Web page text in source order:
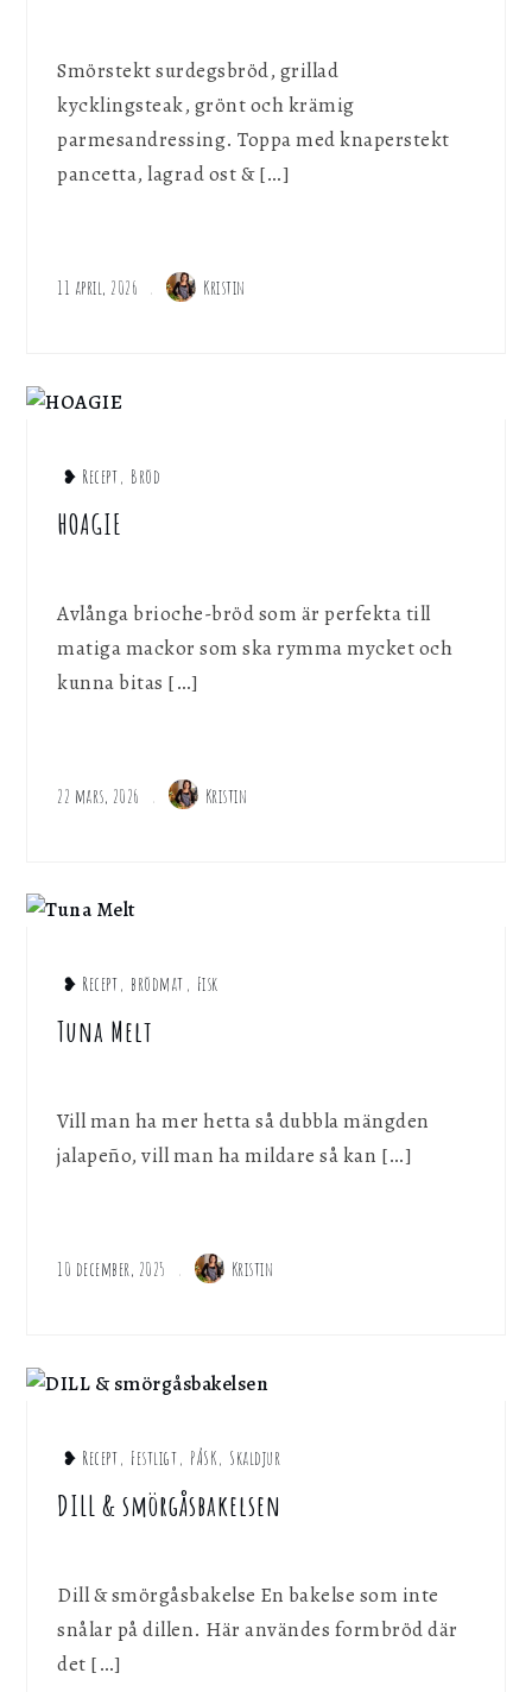
Smörstekt surdegsbröd, grillad
kycklingsteak, grönt och krämig
parmesandressing. Toppa med knaperstekt
pancetta, lagrad ost & […]
11 april, 2026 Kristin
❥ Recept, Bröd
HOAGIE
Avlånga brioche-bröd som är perfekta till
matiga mackor som ska rymma mycket och
kunna bitas […]
22 mars, 2026 Kristin
❥ Recept, brödmat , Fisk
Tuna Melt
Vill man ha mer hetta så dubbla mängden
jalapeño, vill man ha mildare så kan […]
10 december, 2025 Kristin
❥ Recept, Festligt, PÅSK, Skaldjur
DILL & smörgåsbakelsen
Dill & smörgåsbakelse En bakelse som inte
snålar på dillen. Här användes formbröd där
det […]